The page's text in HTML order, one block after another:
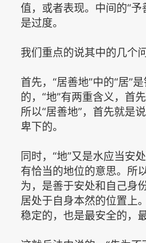
值，或者表现。中间的“予
是过度。
我们重点的说其中的几个问
首先，“居善地”中的“居”
的，“地”有两重含义，首
所以“居善地”，首先就是
卑下的。
同时，“地”又是水应当安
有恰当的地位的意思。所
为，是善于安处和自己身
居处于自身本然的位置上
稳定的，也是最安全的，